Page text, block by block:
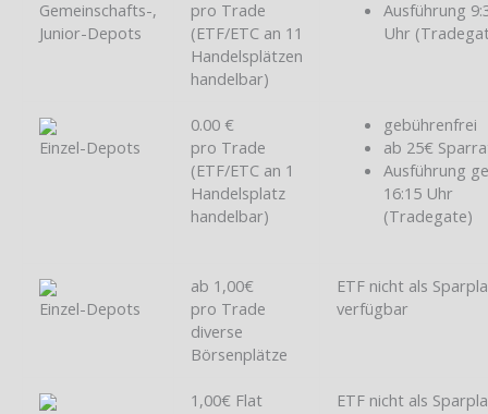
Gemeinschafts-,
Junior-Depots
pro Trade
(ETF/ETC an 11
Handelsplätzen
handelbar)
Ausführung
Uhr
Einzel-Depots
0.00 €
pro Trade
(ETF/ETC an 1
Handelsplatz
handelbar)
gebührenfrei
ab 25€
Ausführung
16:15 Uhr
(Tradegate)
Einzel-Depots
ab 1,00€
pro Trade
diverse
Börsenplätze
ETF nicht als
verfügbar
1,00€ Flat
ETF nicht als